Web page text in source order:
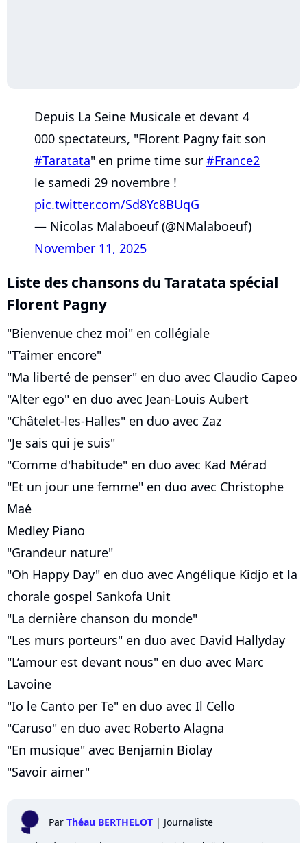
Depuis La Seine Musicale et devant 4
000 spectateurs, "Florent Pagny fait son
#Taratata" en prime time sur #France2
le samedi 29 novembre !
pic.twitter.com/Sd8Yc8BUqG
— Nicolas Malaboeuf (@NMalaboeuf)
November 11, 2025
Liste des chansons du Taratata spécial
Florent Pagny
"Bienvenue chez moi" en collégiale
"T’aimer encore"
"Ma liberté de penser" en duo avec Claudio Capeo
"Alter ego" en duo avec Jean-Louis Aubert
"Châtelet-les-Halles" en duo avec Zaz
"Je sais qui je suis"
"Comme d'habitude" en duo avec Kad Mérad
"Et un jour une femme" en duo avec Christophe
Maé
Medley Piano
"Grandeur nature"
"Oh Happy Day" en duo avec Angélique Kidjo et la
chorale gospel Sankofa Unit
"La dernière chanson du monde"
"Les murs porteurs" en duo avec David Hallyday
"L’amour est devant nous" en duo avec Marc
Lavoine
"Io le Canto per Te" en duo avec Il Cello
"Caruso" en duo avec Roberto Alagna
"En musique" avec Benjamin Biolay
"Savoir aimer"
Par Théau BERTHELOT | Journaliste